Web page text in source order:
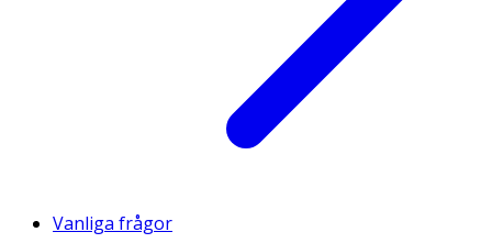
Vanliga frågor